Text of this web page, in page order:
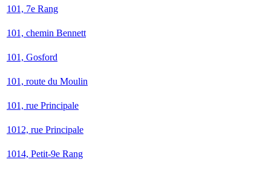
101, 7e Rang
101, chemin Bennett
101, Gosford
101, route du Moulin
101, rue Principale
1012, rue Principale
1014, Petit-9e Rang